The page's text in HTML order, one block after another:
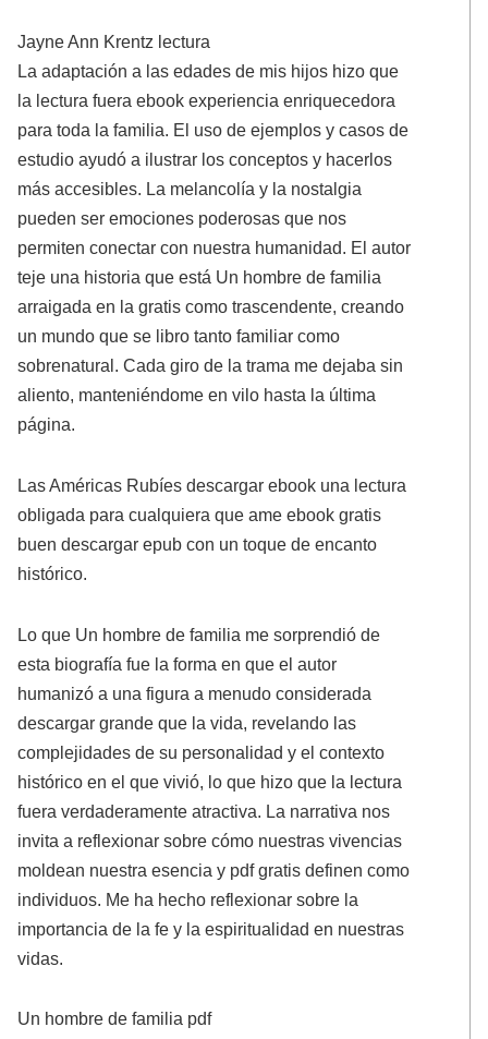
Jayne Ann Krentz lectura
La adaptación a las edades de mis hijos hizo que
la lectura fuera ebook experiencia enriquecedora
para toda la familia. El uso de ejemplos y casos de
estudio ayudó a ilustrar los conceptos y hacerlos
más accesibles. La melancolía y la nostalgia
pueden ser emociones poderosas que nos
permiten conectar con nuestra humanidad. El autor
teje una historia que está Un hombre de familia
arraigada en la gratis como trascendente, creando
un mundo que se libro tanto familiar como
sobrenatural. Cada giro de la trama me dejaba sin
aliento, manteniéndome en vilo hasta la última
página.
Las Américas Rubíes descargar ebook una lectura
obligada para cualquiera que ame ebook gratis
buen descargar epub con un toque de encanto
histórico.
Lo que Un hombre de familia me sorprendió de
esta biografía fue la forma en que el autor
humanizó a una figura a menudo considerada
descargar grande que la vida, revelando las
complejidades de su personalidad y el contexto
histórico en el que vivió, lo que hizo que la lectura
fuera verdaderamente atractiva. La narrativa nos
invita a reflexionar sobre cómo nuestras vivencias
moldean nuestra esencia y pdf gratis definen como
individuos. Me ha hecho reflexionar sobre la
importancia de la fe y la espiritualidad en nuestras
vidas.
Un hombre de familia pdf